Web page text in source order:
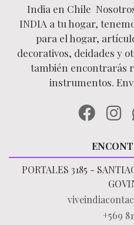
India en Chile
INDIA a tu hogar,
para el hogar,
decorativos, deidades y
también encontrarás
instrumentos.
PORTALES 3185 -
+569